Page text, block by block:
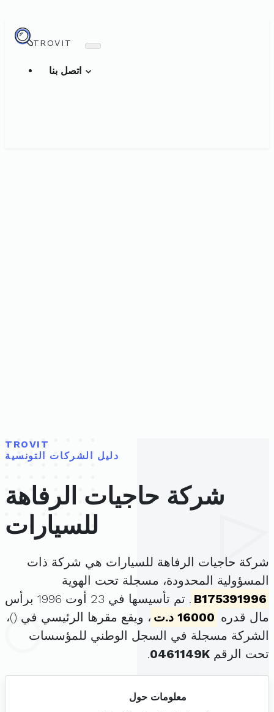
TROVIT
TROVIT
دليل الشركات التونسية
شركة حاجيات الرفاهة
للسيارات
شركة حاجيات الرفاهة للسيارات هي شركة ذات
المسؤولية المحدودة، مسجلة تحت الهوية
B175391996
. تم تأسيسها في 23 أوت 1996 برأس
مال قدره 16000 د.ت ، ويقع مقرها الرئيسي في ()،
الشركة مسجلة في السجل الوطني للمؤسسات
تحت الرقم 0461149K
.
معلومات حول